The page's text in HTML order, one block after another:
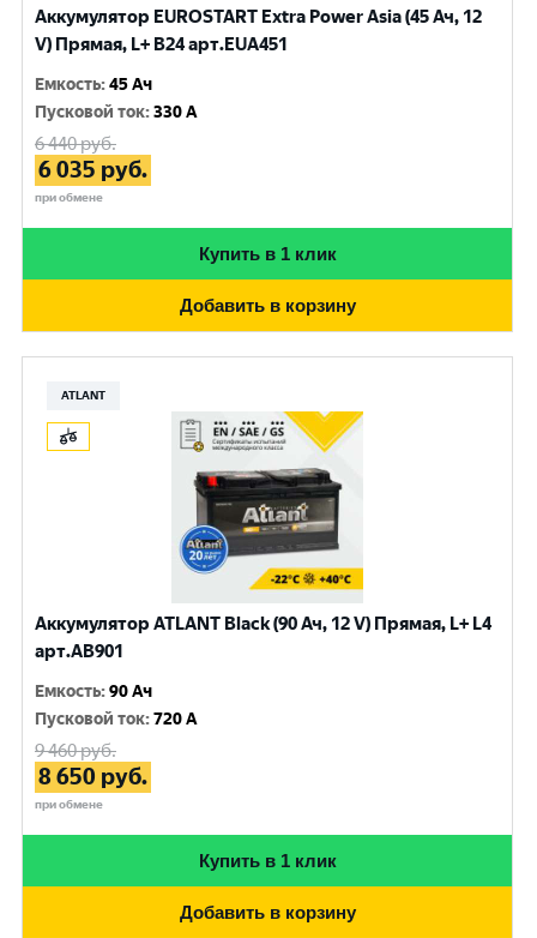
Аккумулятор EUROSTART Extra Power Asia (45 Ач, 12
V) Прямая, L+ B24 арт.EUA451
Емкость:45 Ач
Пусковой ток:330 A
6 440руб.
6 035 руб.
при обмене
Купить в 1 клик
Добавить в корзину
ATLANT
Аккумулятор ATLANT Black (90 Ач, 12 V) Прямая, L+ L4
арт.AB901
Емкость:90 Ач
Пусковой ток:720 A
9 460руб.
8 650 руб.
при обмене
Купить в 1 клик
Добавить в корзину